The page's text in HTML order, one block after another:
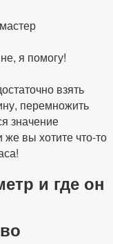
я помогу!
взять
перемножить
значение
вы хотите что-то
и где он